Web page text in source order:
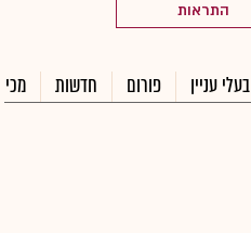
התראות
בעלי עניין פורום חדשות